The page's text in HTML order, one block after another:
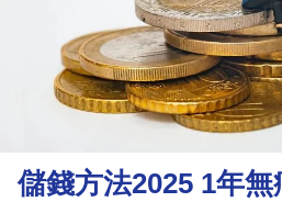
投
資
樓
市
財
儲錢方法2025 1年